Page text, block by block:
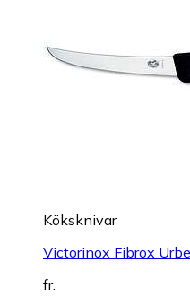
Köksknivar
Victorinox Fibrox
fr.